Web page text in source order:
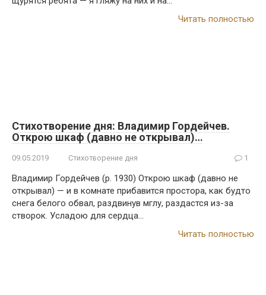
Читать полностью
Стихотворение дня: Владимир Гордейчев.
Открою шкаф (давно не открывал)…
09.05.2019 Стихотворение дня 1
Владимир Гордейчев (р. 1930) Открою шкаф (давно не
открывал) — и в комнате прибавится простора, как будто
снега белого обвал, раздвинув мглу, раздастся из-за
створок. Усладою для сердца…
Читать полностью